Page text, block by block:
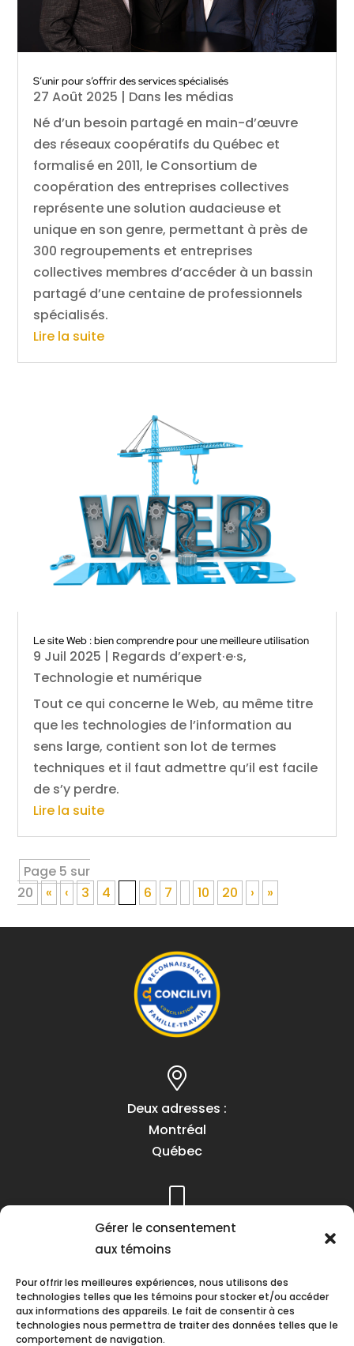
Gérer le consentement
aux témoins
Pour offrir les meilleures expériences, nous utilisons des
technologies telles que les témoins pour stocker et/ou accéder
aux informations des appareils. Le fait de consentir à ces
technologies nous permettra de traiter des données telles que le
comportement de navigation.
S’unir pour s’offrir des services spécialisés
27 Août 2025 | Dans les médias
Né d’un besoin partagé en main-d’œuvre
des réseaux coopératifs du Québec et
formalisé en 2011, le Consortium de
coopération des entreprises collectives
représente une solution audacieuse et
unique en son genre, permettant à près de
300 regroupements et entreprises
collectives membres d’accéder à un bassin
partagé d’une centaine de professionnels
spécialisés.
Lire la suite
Le site Web : bien comprendre pour une meilleure utilisation
9 Juil 2025 | Regards d’expert·e·s,
Technologie et numérique
Tout ce qui concerne le Web, au même titre
que les technologies de l’information au
sens large, contient son lot de termes
techniques et il faut admettre qu’il est facile
de s’y perdre.
Lire la suite
Page 5 sur
20
« ‹ 3 4 6 7 10 20 › »
Deux adresses :
Montréal
Québec
Téléphone :
(418) 622-1001